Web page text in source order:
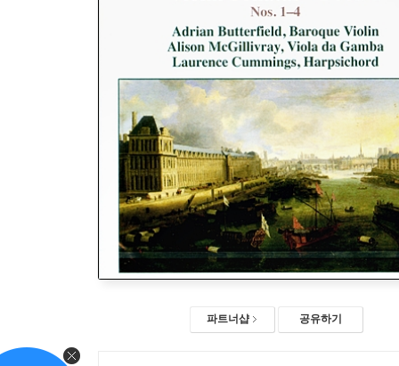
파트너샵 공유하기